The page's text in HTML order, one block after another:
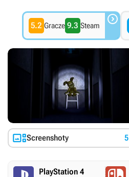
5.2 Gracze 9.3 Steam 
Screenshoty 5
PlayStation 4